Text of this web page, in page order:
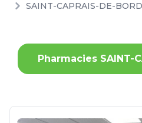
SAINT-CAPRAIS-DE-
Pharmacies SAINT-